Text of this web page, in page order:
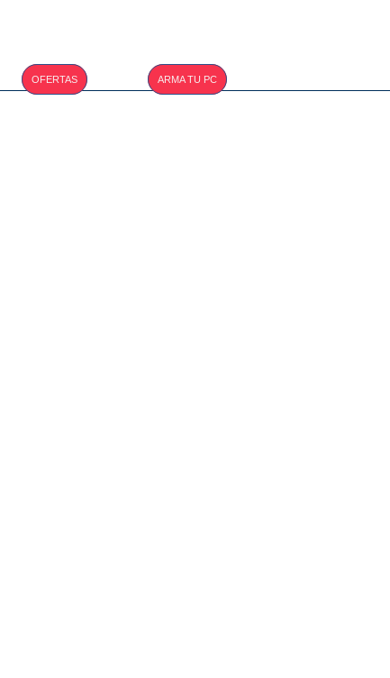
OFERTAS ARMA TU PC